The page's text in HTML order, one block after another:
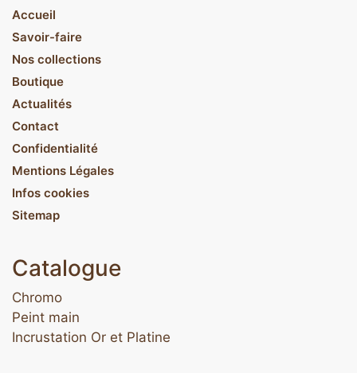
Accueil
Savoir-faire
Nos collections
Boutique
Actualités
Contact
Confidentialité
Mentions Légales
Infos cookies
Sitemap
Catalogue
Chromo
Peint main
Incrustation Or et Platine